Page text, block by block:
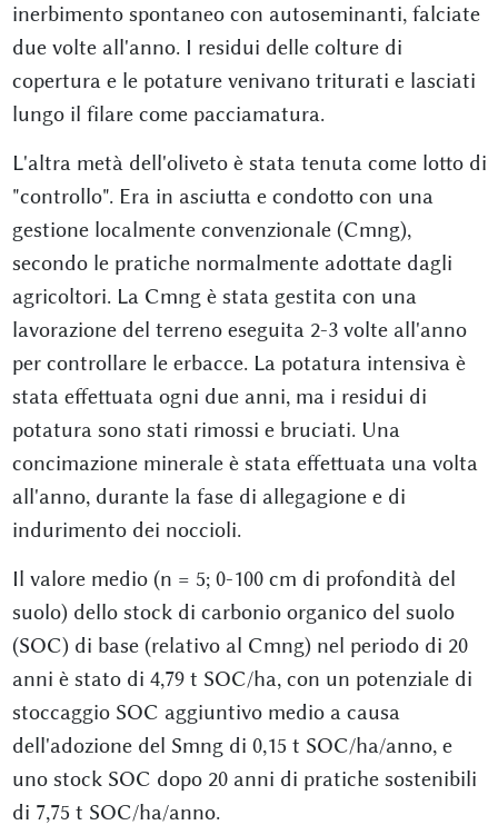
inerbimento spontaneo con autoseminanti, falciate
due volte all'anno. I residui delle colture di
copertura e le potature venivano triturati e lasciati
lungo il filare come pacciamatura.
L'altra metà dell'oliveto è stata tenuta come lotto di
"controllo". Era in asciutta e condotto con una
gestione localmente convenzionale (Cmng),
secondo le pratiche normalmente adottate dagli
agricoltori. La Cmng è stata gestita con una
lavorazione del terreno eseguita 2-3 volte all'anno
per controllare le erbacce. La potatura intensiva è
stata effettuata ogni due anni, ma i residui di
potatura sono stati rimossi e bruciati. Una
concimazione minerale è stata effettuata una volta
all'anno, durante la fase di allegagione e di
indurimento dei noccioli.
Il valore medio (n = 5; 0-100 cm di profondità del
suolo) dello stock di carbonio organico del suolo
(SOC) di base (relativo al Cmng) nel periodo di 20
anni è stato di 4,79 t SOC/ha, con un potenziale di
stoccaggio SOC aggiuntivo medio a causa
dell'adozione del Smng di 0,15 t SOC/ha/anno, e
uno stock SOC dopo 20 anni di pratiche sostenibili
di 7,75 t SOC/ha/anno.